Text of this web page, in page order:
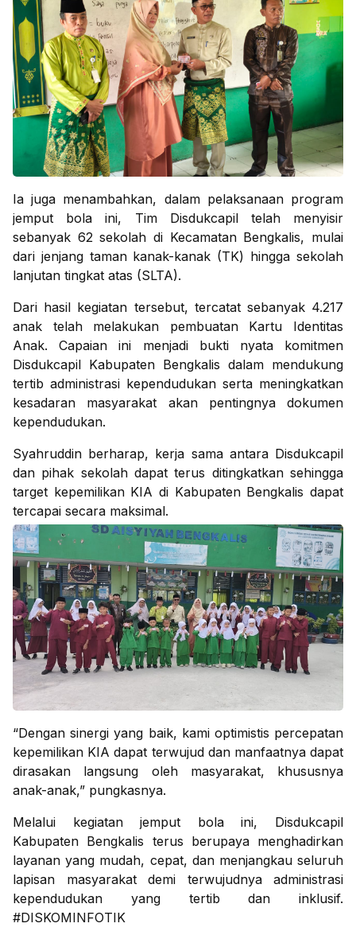
Ia juga menambahkan, dalam pelaksanaan program
jemput bola ini, Tim Disdukcapil telah menyisir
sebanyak 62 sekolah di Kecamatan Bengkalis, mulai
dari jenjang taman kanak-kanak (TK) hingga sekolah
lanjutan tingkat atas (SLTA).
Dari hasil kegiatan tersebut, tercatat sebanyak 4.217
anak telah melakukan pembuatan Kartu Identitas
Anak. Capaian ini menjadi bukti nyata komitmen
Disdukcapil Kabupaten Bengkalis dalam mendukung
tertib administrasi kependudukan serta meningkatkan
kesadaran masyarakat akan pentingnya dokumen
kependudukan.
Syahruddin berharap, kerja sama antara Disdukcapil
dan pihak sekolah dapat terus ditingkatkan sehingga
target kepemilikan KIA di Kabupaten Bengkalis dapat
tercapai secara maksimal.
“Dengan sinergi yang baik, kami optimistis percepatan
kepemilikan KIA dapat terwujud dan manfaatnya dapat
dirasakan langsung oleh masyarakat, khususnya
anak-anak,” pungkasnya.
Melalui kegiatan jemput bola ini, Disdukcapil
Kabupaten Bengkalis terus berupaya menghadirkan
layanan yang mudah, cepat, dan menjangkau seluruh
lapisan masyarakat demi terwujudnya administrasi
kependudukan yang tertib dan inklusif.
#DISKOMINFOTIK